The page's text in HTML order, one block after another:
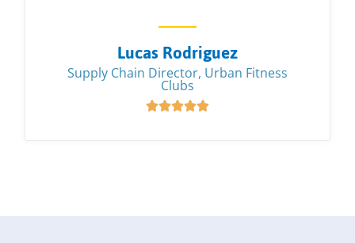
Lucas Rodriguez
Supply Chain Director, Urban Fitness
Clubs
